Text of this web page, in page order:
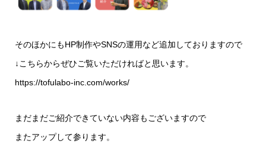
そのほかにもHP制作やSNSの運用など追加しておりますので
↓こちらからぜひご覧いただければと思います。
https://tofulabo-inc.com/works/
まだまだご紹介できていない内容もございますので
またアップして参ります。